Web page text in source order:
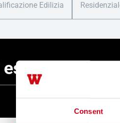
Consent
Edilizia